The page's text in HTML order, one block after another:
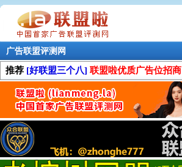
广告联盟评测网
推荐 [好联盟三个八] 联盟啦优质广告位招商